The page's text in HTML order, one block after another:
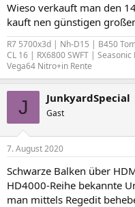
Wieso verkauft man den
kauft nen günstigen
R7 5700x3d | Nh-D15 | B450
CL 16 | RX6800 SWFT |
Vega64 Nitro+in Rente
J JunkyardSpecial
Gast
7. August 2020
Schwarze Balken über
HD4000-Reihe bekannte
man mittels Regedit